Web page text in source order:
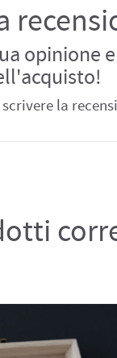
opinione
la